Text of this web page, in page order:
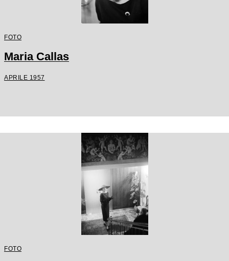
FOTO
Maria Callas
APRILE 1957
FOTO